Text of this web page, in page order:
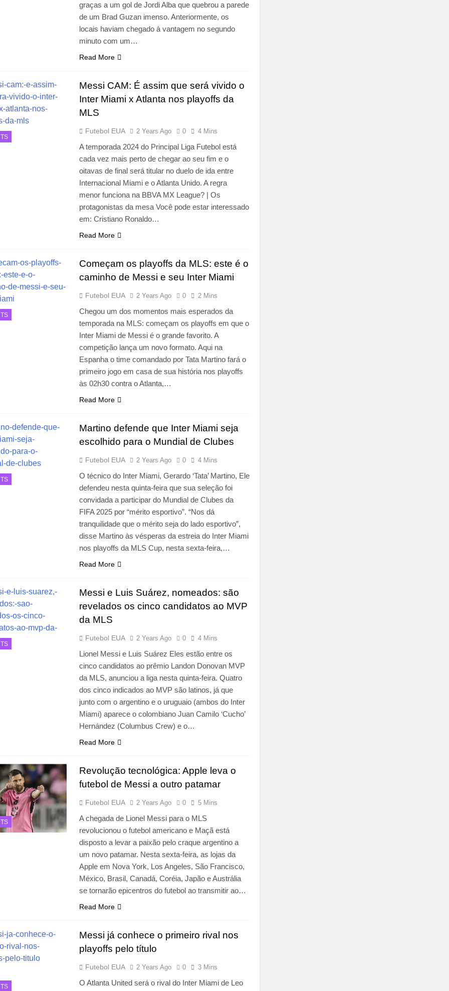
graças a um gol de Jordi Alba que quebrou a parede
de um Brad Guzan imenso. Anteriormente, os
locais haviam chegado à vantagem no segundo
minuto com um…
Read More
Messi CAM: É assim que será vivido o
Inter Miami x Atlanta nos playoffs da
MLS
Futebol EUA 2 Years Ago 0 4 Mins
A temporada 2024 do Principal Liga Futebol está
cada vez mais perto de chegar ao seu fim e o
oitavas de final será titular no duelo de ida entre
Internacional Miami e o Atlanta Unido. A regra
menor funciona na BBVA MX League? | Os
protagonistas da mesa Você pode estar interessado
em: Cristiano Ronaldo…
Read More
Começam os playoffs da MLS: este é o
caminho de Messi e seu Inter Miami
Futebol EUA 2 Years Ago 0 2 Mins
Chegou um dos momentos mais esperados da
temporada na MLS: começam os playoffs em que o
Inter Miami de Messi é o grande favorito. A
competição lança um novo formato. Aqui na
Espanha o time comandado por Tata Martino fará o
primeiro jogo em casa de sua história nos playoffs
às 02h30 contra o Atlanta,…
Read More
Martino defende que Inter Miami seja
escolhido para o Mundial de Clubes
Futebol EUA 2 Years Ago 0 4 Mins
O técnico do Inter Miami, Gerardo ‘Tata’ Martino, Ele
defendeu nesta quinta-feira que sua seleção foi
convidada a participar do Mundial de Clubes da
FIFA 2025 por “mérito esportivo”. “Nos dá
tranquilidade que o mérito seja do lado esportivo”,
disse Martino às vésperas da estreia do Inter Miami
nos playoffs da MLS Cup, nesta sexta-feira,…
Read More
Messi e Luis Suárez, nomeados: são
revelados os cinco candidatos ao MVP
da MLS
Futebol EUA 2 Years Ago 0 4 Mins
Lionel Messi e Luis Suárez Eles estão entre os
cinco candidatos ao prêmio Landon Donovan MVP
da MLS, anunciou a liga nesta quinta-feira. Quatro
dos cinco indicados ao MVP são latinos, já que
junto com o argentino e o uruguaio (ambos do Inter
Miami) aparece o colombiano Juan Camilo ‘Cucho’
Hernández (Columbus Crew) e o…
Read More
Revolução tecnológica: Apple leva o
futebol de Messi a outro patamar
Futebol EUA 2 Years Ago 0 5 Mins
A chegada de Lionel Messi para o MLS
revolucionou o futebol americano e Maçã está
disposto a levar a paixão pelo craque argentino a
um novo patamar. Nesta sexta-feira, as lojas da
Apple em Nova York, Los Angeles, São Francisco,
México, Brasil, Canadá, Coréia, Japão e Austrália
se tornarão epicentros do futebol ao transmitir ao…
Read More
Messi já conhece o primeiro rival nos
playoffs pelo título
Futebol EUA 2 Years Ago 0 3 Mins
O Atlanta United será o rival do Inter Miami de Leo